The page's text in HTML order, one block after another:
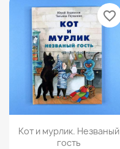
Просмотр
Кот и мурлик. Незваный
гость
favorite_border